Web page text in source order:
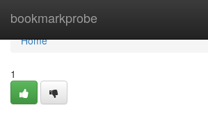
bookmarkprobe
Home
Home
1